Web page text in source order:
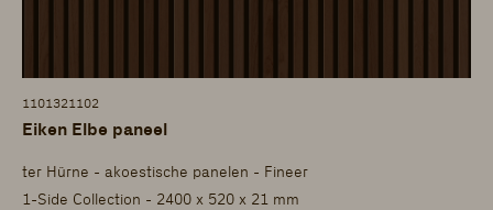
1101321102
Eiken Elbe paneel
ter Hürne - akoestische panelen - Fineer
1-Side Collection - 2400 x 520 x 21 mm